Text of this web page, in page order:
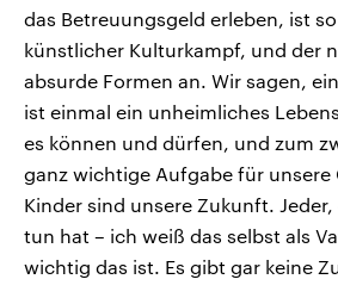
das Betreuungsgeld erleben, ist
künstlicher Kulturkampf, und der
absurde Formen an. Wir sagen,
ist einmal ein unheimliches
es können und dürfen, und zum
ganz wichtige Aufgabe für unsere
Kinder sind unsere Zukunft.
tun hat – ich weiß das selbst als
wichtig das ist. Es gibt gar keine